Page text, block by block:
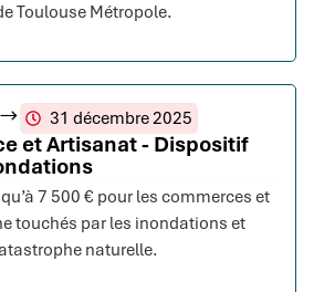
Toulouse Métropole.
31 décembre 2025
et Artisanat - Dispositif
7 500 € pour les commerces et
touchés par les inondations et
naturelle.